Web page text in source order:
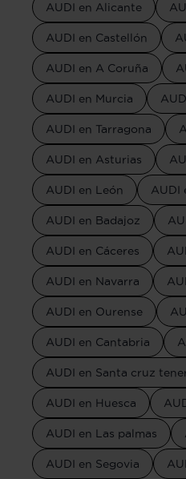
AUDI en Alicante
AUDI en Castellón
AUDI en A Coruña
AUDI en Murcia
AUDI en Tarragona
AUDI en Asturias
AUDI en León AUDI
AUDI en Badajoz
AUDI en Cáceres
AUDI en Navarra
AUDI en Ourense
AUDI en Cantabria
AUDI en Santa cruz
AUDI en Huesca
AUDI en Las palmas
AUDI en Segovia